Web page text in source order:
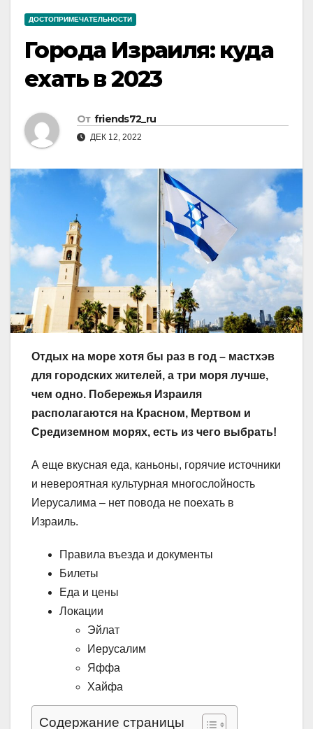
ДОСТОПРИМЕЧАТЕЛЬНОСТИ
Города Израиля: куда
ехать в 2023
От friends72_ru
ДЕК 12, 2022
Отдых на море хотя бы раз в год – мастхэв
для городских жителей, а три моря лучше,
чем одно. Побережья Израиля
располагаются на Красном, Мертвом и
Средиземном морях, есть из чего выбрать!
А еще вкусная еда, каньоны, горячие источники
и невероятная культурная многослойность
Иерусалима – нет повода не поехать в
Израиль.
Правила въезда и документы
Билеты
Еда и цены
Локации
Эйлат
Иерусалим
Яффа
Хайфа
Содержание страницы